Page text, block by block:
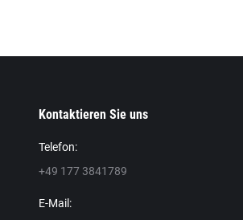
Kontaktieren Sie uns
Telefon:
+49 177 3841789
E-Mail: